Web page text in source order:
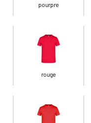
pourpre
rouge